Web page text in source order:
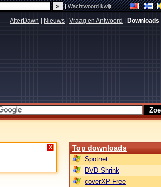
|Wachtwoord kwijt
AfterDawn Nieuws Vraag en Antwoord Downloads
X Top downloads
Spotnet
DVD Shrink
coverXP Free